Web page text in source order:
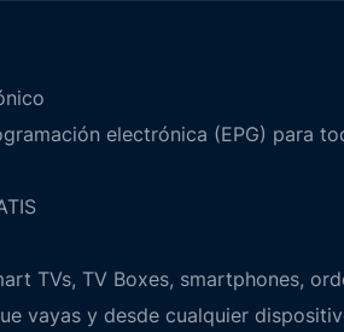
electrónica (EPG) para
TVs, TV Boxes, smartphones,
vayas y desde cualquier